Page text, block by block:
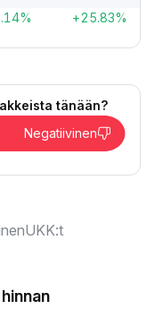
+25.83%
tänään?
Negatiivinen
UKK:t